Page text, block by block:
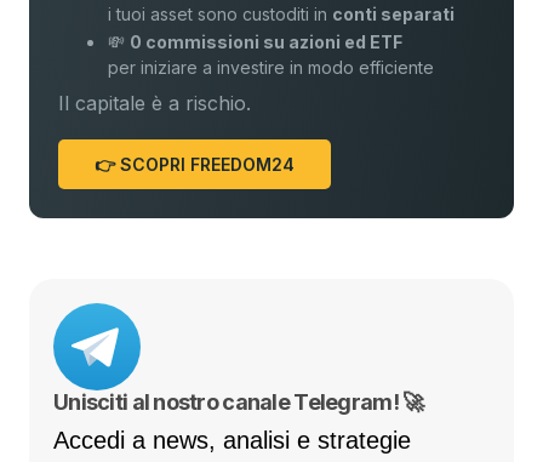
i tuoi asset sono custoditi in conti separati
💸 0 commissioni su azioni ed ETF
per iniziare a investire in modo efficiente
Il capitale è a rischio.
👉 SCOPRI FREEDOM24
Unisciti al nostro canale Telegram! 🚀
Accedi a news, analisi e strategie